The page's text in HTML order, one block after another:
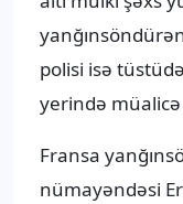
polisi isə
yerində
Fransa
nümayəndəsi